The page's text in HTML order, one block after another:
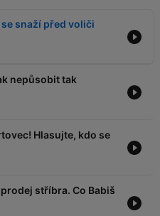
snaží před voliči
nepůsobit tak
Hlasujte, kdo se
stříbra. Co Babiš